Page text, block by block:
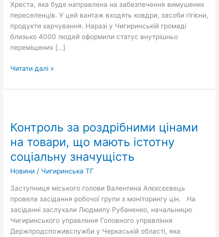
Хреста, яка буде направлена на забезпечення вимушених
переселенців. У цей вантаж входять ковдри, засоби гігієни,
продукти харчування. Наразі у Чигиринській громаді
близько 4000 людей оформили статус внутрішньо
переміщених […]
Читати далі »
Контроль за роздрібними цінами
на товари, що мають істотну
соціальну значущість
Новини / Чигиринська ТГ
Заступниця міського голови Валентина Алєксєєвець
провела засідання робочої групи з моніторингу цін. На
засіданні заслухали Людмилу Рубаненко, начальницю
Чигиринського управління Головного управління
Держпродспоживслужби у Черкаській області, яка
роздрібними
на
товари,
що
істотну
соціальну
значущість